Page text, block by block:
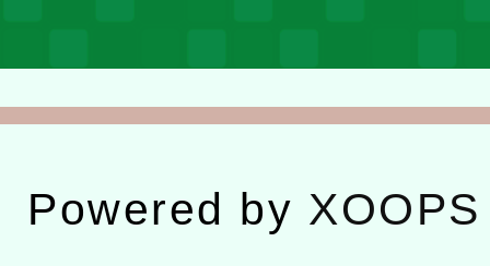
Powered by XOOPS